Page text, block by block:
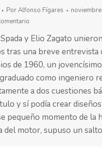
PorAlfonso Fígares
y Elio Zagato
tras una breve entrevista
de 1960, un jovencísimo
como ingeniero
a dos cuestiones
y sí podía crear diseños
pequeño momento de la
del motor, supuso un